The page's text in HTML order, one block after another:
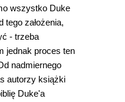
wszystko Duke
tego założenia,
- trzeba
jednak proces ten
nadmiernego
autorzy książki
Duke'a